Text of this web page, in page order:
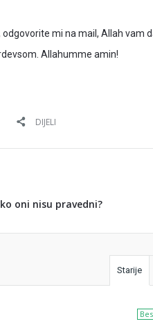
mi na mail, Allah vam
Allahumme amin!
DIJELI
oni nisu pravedni?
Starije